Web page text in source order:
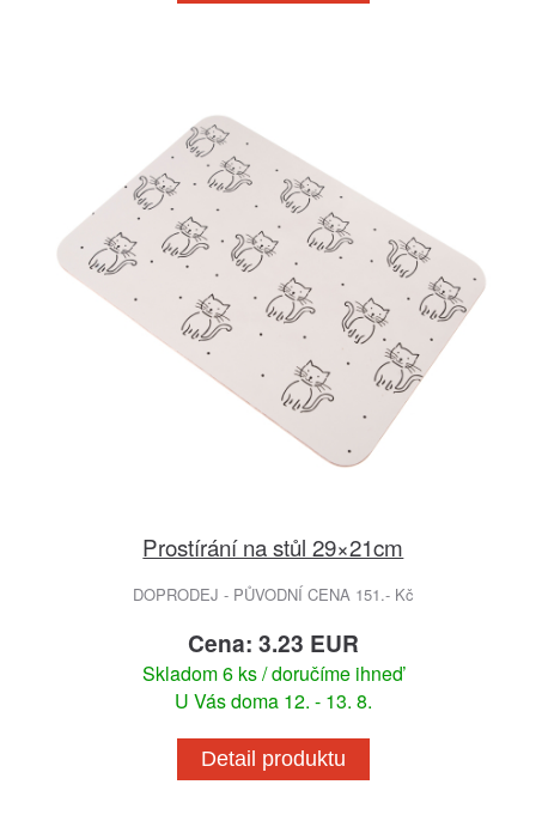
Prostírání na stůl 29×21cm
DOPRODEJ - PŮVODNÍ CENA 151.- Kč
Cena: 3.23 EUR
Skladom 6 ks / doručíme ihneď
U Vás doma 12. - 13. 8.
Detail produktu